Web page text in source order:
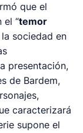
que el
el “temor
sociedad en
presentación,
de Bardem,
caracterizará
supone el